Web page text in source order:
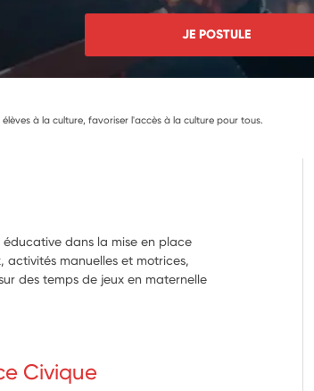
JE POSTULE
élèves à la culture, favoriser l'accès à la culture pour tous.
dans la mise en place
activités manuelles et motrices,
des temps de jeux en maternelle
Civique